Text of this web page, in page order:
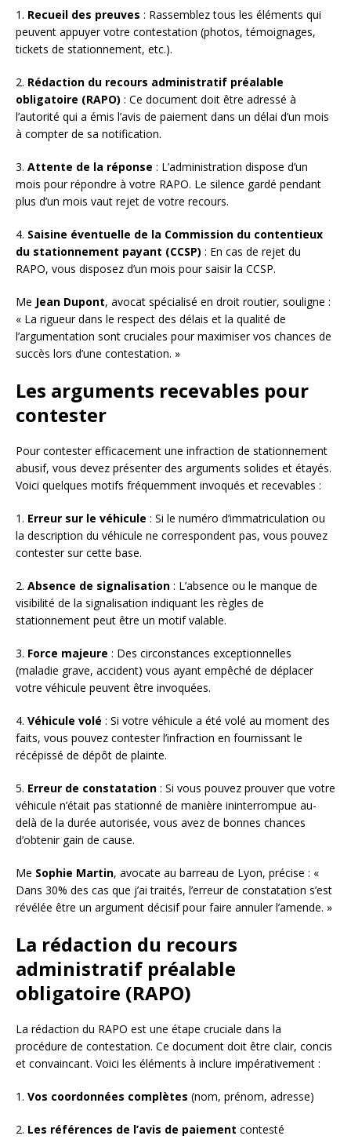
1. Recueil des preuves : Rassemblez tous les éléments qui
peuvent appuyer votre contestation (photos, témoignages,
tickets de stationnement, etc.).
2. Rédaction du recours administratif préalable
obligatoire (RAPO) : Ce document doit être adressé à
l’autorité qui a émis l’avis de paiement dans un délai d’un mois
à compter de sa notification.
3. Attente de la réponse : L’administration dispose d’un
mois pour répondre à votre RAPO. Le silence gardé pendant
plus d’un mois vaut rejet de votre recours.
4. Saisine éventuelle de la Commission du contentieux
du stationnement payant (CCSP) : En cas de rejet du
RAPO, vous disposez d’un mois pour saisir la CCSP.
Me Jean Dupont, avocat spécialisé en droit routier, souligne :
« La rigueur dans le respect des délais et la qualité de
l’argumentation sont cruciales pour maximiser vos chances de
succès lors d’une contestation. »
Les arguments recevables pour
contester
Pour contester efficacement une infraction de stationnement
abusif, vous devez présenter des arguments solides et étayés.
Voici quelques motifs fréquemment invoqués et recevables :
1. Erreur sur le véhicule : Si le numéro d’immatriculation ou
la description du véhicule ne correspondent pas, vous pouvez
contester sur cette base.
2. Absence de signalisation : L’absence ou le manque de
visibilité de la signalisation indiquant les règles de
stationnement peut être un motif valable.
3. Force majeure : Des circonstances exceptionnelles
(maladie grave, accident) vous ayant empêché de déplacer
votre véhicule peuvent être invoquées.
4. Véhicule volé : Si votre véhicule a été volé au moment des
faits, vous pouvez contester l’infraction en fournissant le
récépissé de dépôt de plainte.
5. Erreur de constatation : Si vous pouvez prouver que votre
véhicule n’était pas stationné de manière ininterrompue au-
delà de la durée autorisée, vous avez de bonnes chances
d’obtenir gain de cause.
Me Sophie Martin, avocate au barreau de Lyon, précise : «
Dans 30% des cas que j’ai traités, l’erreur de constatation s’est
révélée être un argument décisif pour faire annuler l’amende. »
La rédaction du recours
administratif préalable
obligatoire (RAPO)
La rédaction du RAPO est une étape cruciale dans la
procédure de contestation. Ce document doit être clair, concis
et convaincant. Voici les éléments à inclure impérativement :
1. Vos coordonnées complètes (nom, prénom, adresse)
2. Les références de l’avis de paiement contesté